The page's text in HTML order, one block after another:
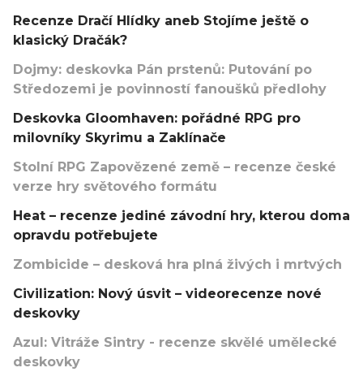
Recenze Dračí Hlídky aneb Stojíme ještě o
klasický Dračák?
Dojmy: deskovka Pán prstenů: Putování po
Středozemi je povinností fanoušků předlohy
Deskovka Gloomhaven: pořádné RPG pro
milovníky Skyrimu a Zaklínače
Stolní RPG Zapovězené země – recenze české
verze hry světového formátu
Heat – recenze jediné závodní hry, kterou doma
opravdu potřebujete
Zombicide – desková hra plná živých i mrtvých
Civilization: Nový úsvit – videorecenze nové
deskovky
Azul: Vitráže Sintry - recenze skvělé umělecké
deskovky